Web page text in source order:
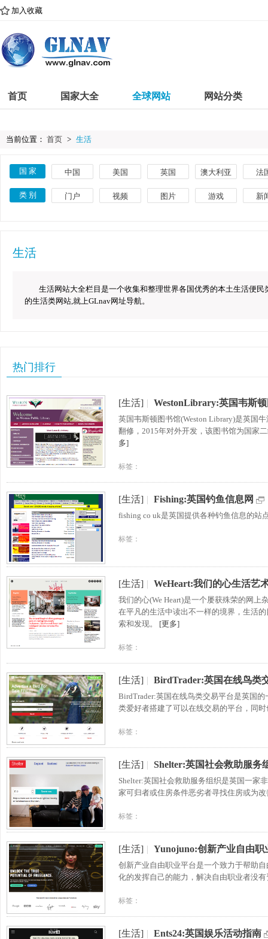
加入收藏
首页 国家大全 全球网站 网站分类
当前位置： 首页 > 生活
国 家 中国 美国 英国 澳大利亚 法
古巴 意大利 巴西 埃及 印
类 别 门户 视频 图片 游戏 新
生活
生活网站大全栏目是一个收集和整理世界各国优秀的本土生活便
的生活类网站,就上GLnav网址导航。
热门排行
[生活] | WestonLibrary:英国韦斯
英国韦斯顿图书馆(Weston Library)是英国
翻修，2015年对外开发，该图书馆为国家
多]
标签：
[生活] | Fishing:英国钓鱼信息网
fishing co uk是英国提供各种钓鱼信息的
标签：
[生活] | WeHeart:我们的心生活艺
我们的心(We Heart)是一个屡获殊荣的网
在平凡的生活中读出不一样的境界，生活
索和发现。 [更多]
标签：
[生活] | BirdTrader:英国在线鸟类
BirdTrader:英国在线鸟类交易平台是英国
类爱好者搭建了可以在线交易的平台，同
标签：
[生活] | Shelter:英国社会救助服务
Shelter:英国社会救助服务组织是英国一家
家可归者或住房条件恶劣者寻找住房或为
标签：
[生活] | Yunojuno:创新产业自由职
创新产业自由职业平台是一个致力于帮助
化的发挥自己的能力，解决自由职业者没
标签：
[生活] | Ents24:英国娱乐活动指南